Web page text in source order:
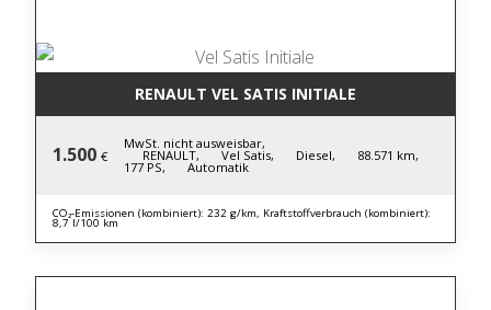
RENAULT VEL SATIS INITIALE
1.500 €
MwSt. nicht ausweisbar,
RENAULT, Vel Satis, Diesel, 88.571 km,
177 PS, Automatik
CO₂-Emissionen (kombiniert): 232 g/km, Kraftstoffverbrauch (kombiniert):
8,7 l/100 km